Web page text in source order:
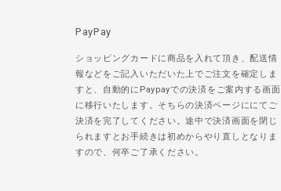
PayPay
ショッピングカードに商品を入れて頂き、配送情
報などをご記入いただいた上でご注文を確定しま
すと、自動的にPaypayでの決済をご案内する画面
に移行いたします。そちらの決済ページににてご
決済を完了してください。途中で決済画面を閉じ
られますとお手続きは初めからやり直しとなりま
すので、何卒ご了承ください。